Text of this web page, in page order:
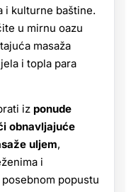
i kulturne baštine.
u mirnu oazu
masaža
i topla para
iz ponude
obnavljajuće
uljem,
i
popustu